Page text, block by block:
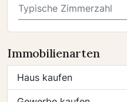
Typische Zimmerzahl
Immobilienarten
Haus kaufen